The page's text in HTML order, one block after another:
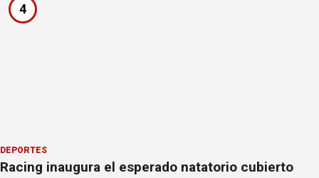
4
DEPORTES
Racing inaugura el esperado natatorio cubierto